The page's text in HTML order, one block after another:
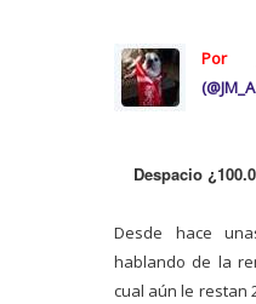
Por
(@
Despacio
Desde hace
hablando de la
cual aún le restan